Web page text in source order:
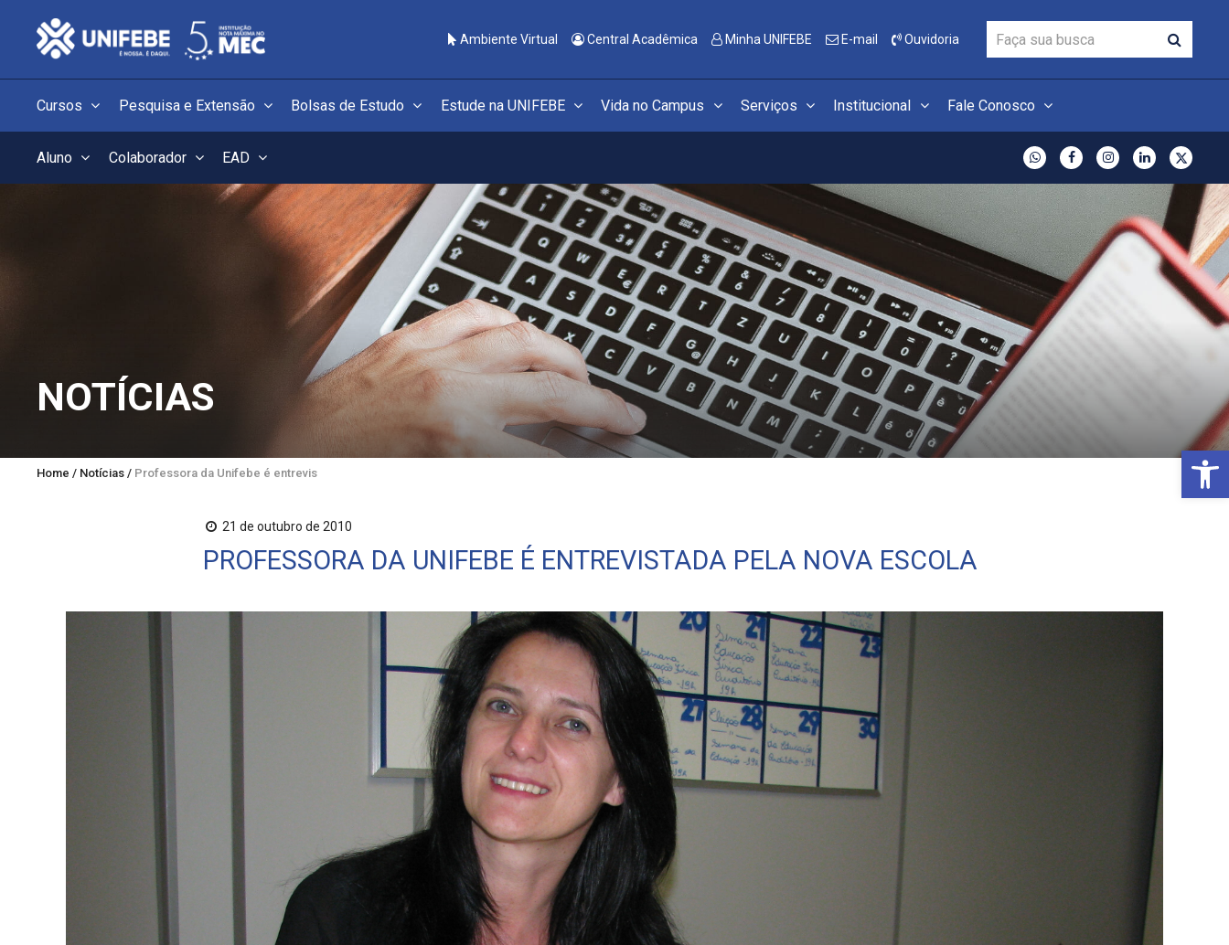
Ambiente Virtual Central Acadêmica Minha UNIFEBE E-mail Ouvidoria
Cursos Pesquisa e Extensão Bolsas de Estudo Estude na UNIFEBE Vida no Campus Serviços Institucional Fale Conosco
Aluno Colaborador EAD
NOTÍCIAS
Home / Notícias / Professora da Unifebe é entrevistada pela Nova Escola
21 de outubro de 2010
PROFESSORA DA UNIFEBE É ENTREVISTADA PELA NOVA ESCOLA